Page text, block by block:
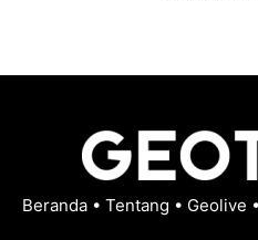
Beranda • Tentang • Geolive •